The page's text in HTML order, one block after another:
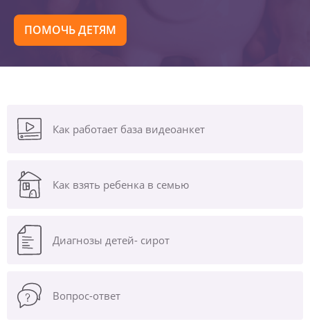
ПОМОЧЬ ДЕТЯМ
Как работает база видеоанкет
Как взять ребенка в семью
Диагнозы детей- сирот
Вопрос-ответ